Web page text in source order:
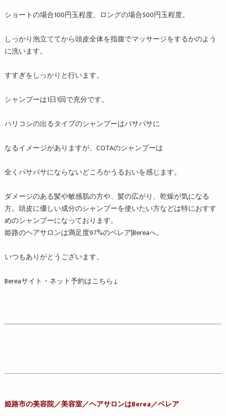
ショートの場合100円玉程度、ロングの場合500円玉程度。
しっかり泡立ててから頭皮全体を指腹でマッサージをするかのよう
に洗います。
すすぎをしっかりと行います。
シャンプーは1日1回で充分です。
ハリコシの出るタイプのシャンプーはパサパサに
なるイメージがありますが、COTAのシャンプーは
全くパサパサにならないどころかうるおいを感じます。
ダメージのある髪や敏感肌の方や、髪の広がり、乾燥が気になる
方。頭皮に優しい成分のシャンプーを使いたい方などは特におすす
めのシャンプーになっております。
姫路のヘアサロンは満足度97%のベレア|Bereaへ。
いつもありがとうございます。
Bereaサイト・ネット予約はこちら↓
姫路市の美容院／美容室／ヘアサロンはBerea／ベレア